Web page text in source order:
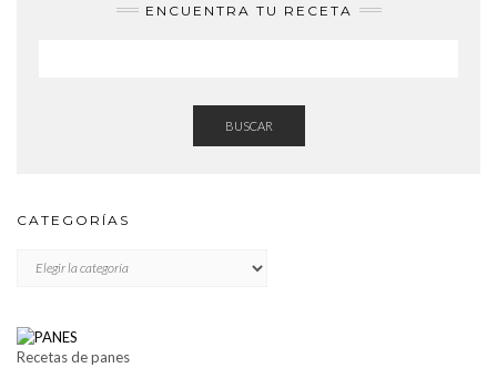
ENCUENTRA TU RECETA
BUSCAR
CATEGORÍAS
Recetas de panes